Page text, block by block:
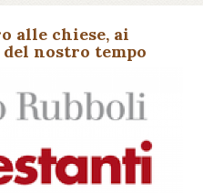
alle chiese, ai
nostro tempo